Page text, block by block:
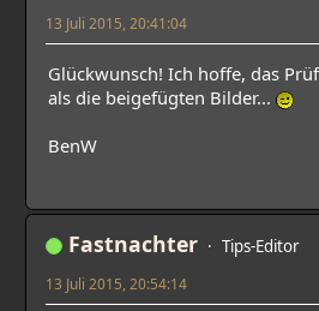
13 Juli 2015, 20:41:04
Glückwunsch! Ich hoffe, das
als die beigefügten Bilder...
BenW
Fastnachter Tips-Editor
13 Juli 2015, 20:54:14